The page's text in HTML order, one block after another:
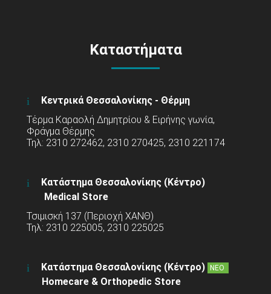
Καταστήματα
Κεντρικά Θεσσαλονίκης - Θέρμη
Τέρμα Καραολή Δημητρίου & Ειρήνης γωνία,
Φράγμα Θέρμης
Τηλ: 2310 272462, 2310 270425, 2310 221174
Κατάστημα Θεσσαλονίκης (Κέντρο)
Medical Store
Τσιμισκή 137 (Περιοχή ΧΑΝΘ)
Τηλ: 2310 225005, 2310 225025
Κατάστημα Θεσσαλονίκης (Κέντρο) ΝΕΟ
Homecare & Orthopedic Store